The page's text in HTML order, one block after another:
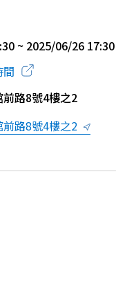
~ 2025/06/26 17:30
路8號4樓之2
路8號4樓之2